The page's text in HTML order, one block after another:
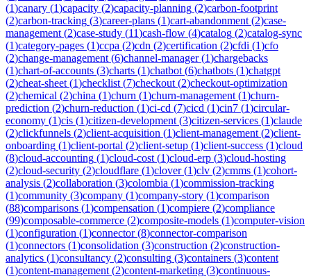
(1)canary (1)capacity (2)capacity-planning (2)carbon-footprint
(2)carbon-tracking (3)career-plans (1)cart-abandonment (2)case-
management (2)case-study (11)cash-flow (4)catalog (2)catalog-sync
(1)category-pages (1)ccpa (2)cdn (2)certification (2)cfdi (1)cfo
(2)change-management (6)channel-manager(1)chargebacks
(1)chart-of-accounts (3)charts (1)chatbot (6)chatbots (1)chatgpt
(2)cheat-sheet (1)checklist (7)checkout (2)checkout-optimization
(2)chemical (2)china (1)churn (1)churn-management (1)churn-
prediction (2)churn-reduction (1)ci-cd (7)cicd (1)cin7 (1)circular-
economy (1)cis (1)citizen-development (3)citizen-services (1)claude
(2)clickfunnels (2)client-acquisition (1)client-management (2)client-
onboarding (1)client-portal (2)client-setup (1)client-success (1)cloud
(8)cloud-accounting (1)cloud-cost (1)cloud-erp (3)cloud-hosting
(2)cloud-security (2)cloudflare (1)clover(1)clv (2)cmms (1)cohort-
analysis (2)collaboration (3)colombia (1)commission-tracking
(1)community (3)company (1)company-story (1)comparison
(88)comparisons (1)compensation (1)compiere (2)compliance
(99)composable-commerce (2)composite-models (1)computer-vision
(1)configuration (1)connector(8)connector-comparison
(1)connectors (1)consolidation (3)construction (2)construction-
analytics (1)consultancy (2)consulting (3)containers (3)content
(1)content-management (2)content-marketing (3)continuous-